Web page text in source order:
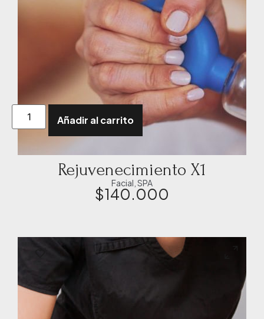
Añadir al carrito
Rejuvenecimiento X1
Facial SPA
$140.000